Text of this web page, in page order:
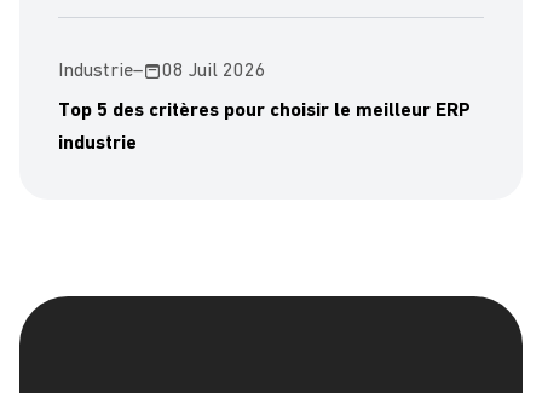
Industrie– 08 Juil 2026
Top 5 des critères pour choisir le meilleur ERP
industrie